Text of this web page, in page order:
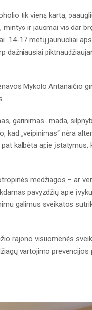
tik vieną kartą,
mintys ir jausmai vis dar
14-17 metų jaunuoliai
dažniausiai
Mykolo Antanaičio
garinimas- mada,
kad „veipinimas“ nėra
kalbėta apie įstatymus,
medžiagos – ar
pavyzdžių apie
galimus sveikatos
rajono visuomenės
vartojimo